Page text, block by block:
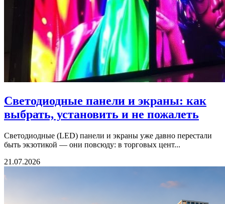
Светодиодные панели и экраны: как
выбрать, установить и не пожалеть
Светодиодные (LED) панели и экраны уже давно перестали
быть экзотикой — они повсюду: в торговых цент...
21.07.2026